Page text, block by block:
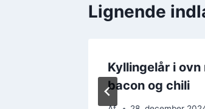
Lignende
Kyllingelår i ovn
bacon og chili